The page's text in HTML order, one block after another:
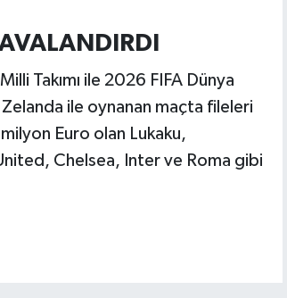
Takımı ile 2026 FIFA Dünya
ile oynanan maçta fileleri
Euro olan Lukaku,
Chelsea, Inter ve Roma gibi